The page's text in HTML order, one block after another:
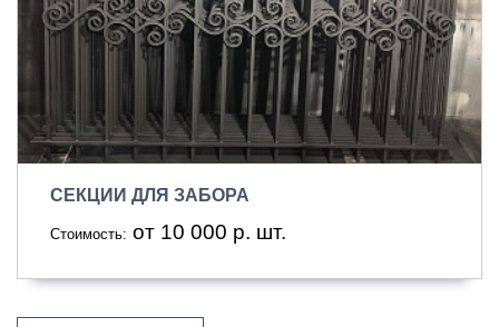
СЕКЦИИ ДЛЯ ЗАБОРА
Стоимость: от 10 000 р. шт.